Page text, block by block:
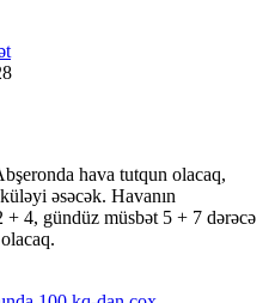
hava tutqun olacaq,
əsəcək. Havanın
4, gündüz müsbət 5 + 7 dərəcə